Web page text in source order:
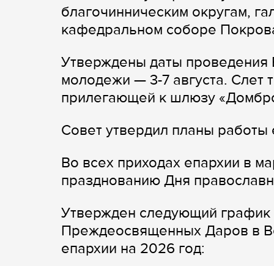
благочинническим округам,
кафедральном соборе
Утверждены даты проведения
молодежи — 3-7 августа. Слет
прилегающей к шлюзу
Совет утвердил планы
Во всех приходах епархии в
празднованию Дня
Утвержден следующий
Преждеосвященных Даров в
епархии на 2026 год: